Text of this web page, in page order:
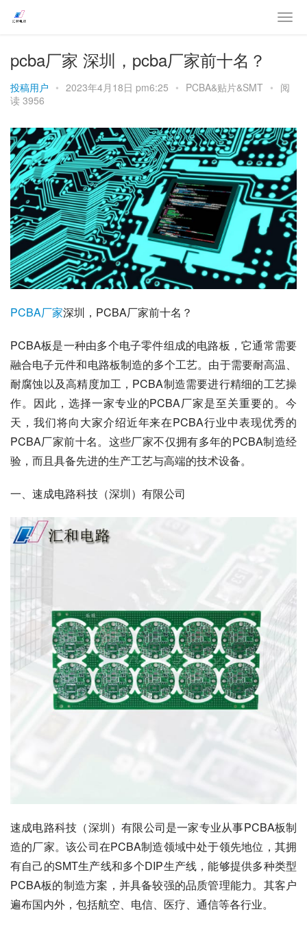
pcba厂家 深圳，pcba厂家前十名？
投稿用户 • 2023年4月18日 pm6:25 • PCBA&贴片&SMT • 阅
读 3956
PCBA厂家深圳，PCBA厂家前十名？
PCBA板是一种由多个电子零件组成的电路板，它通常需要
融合电子元件和电路板制造的多个工艺。由于需要耐高温、
耐腐蚀以及高精度加工，PCBA制造需要进行精细的工艺操
作。因此，选择一家专业的PCBA厂家是至关重要的。今
天，我们将向大家介绍近年来在PCBA行业中表现优秀的
PCBA厂家前十名。这些厂家不仅拥有多年的PCBA制造经
验，而且具备先进的生产工艺与高端的技术设备。
一、速成电路科技（深圳）有限公司
速成电路科技（深圳）有限公司是一家专业从事PCBA板制
造的厂家。该公司在PCBA制造领域中处于领先地位，其拥
有自己的SMT生产线和多个DIP生产线，能够提供多种类型
PCBA板的制造方案，并具备较强的品质管理能力。其客户
遍布国内外，包括航空、电信、医疗、通信等各行业。